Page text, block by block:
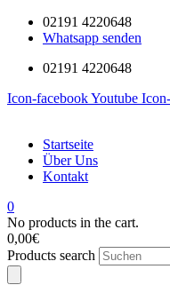
02191 4220648
Whatsapp senden
02191 4220648
Icon-facebookYoutube
Startseite
Über Uns
Kontakt
0
No products in the cart.
0,00€
Products search